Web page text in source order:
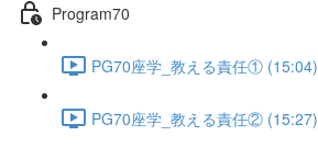
Program70
PG70座学_教える責任① (15:04)
PG70座学_教える責任② (15:27)